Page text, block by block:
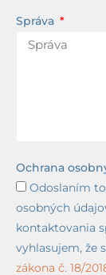
Správa
Ochrana
Odoslaním
osobných
kontaktovania
vyhlasujem, že
zákona č. 18/